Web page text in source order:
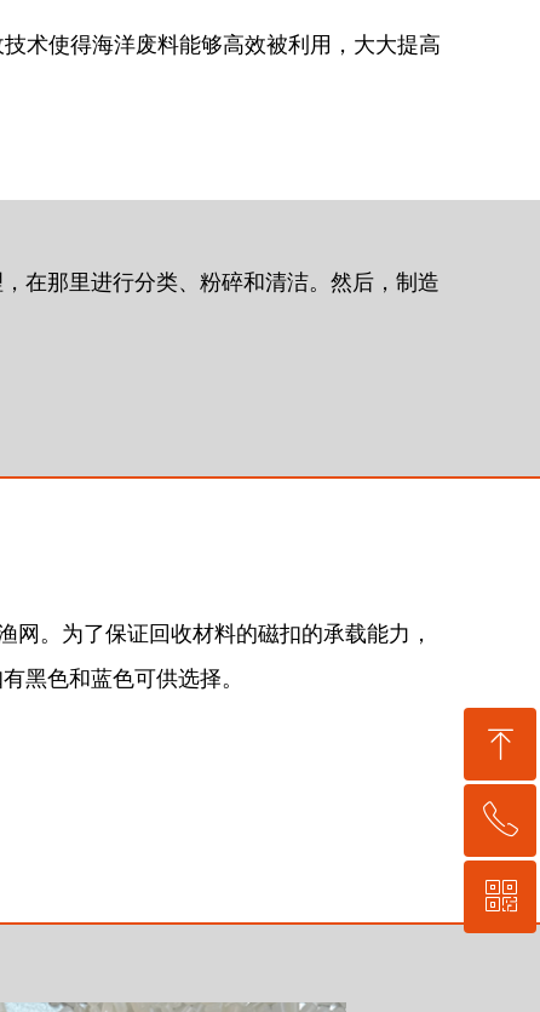
术使得海洋废料能够高效被利用，大大提高
在那里进行分类、粉碎和清洁。然后，制造
。为了保证回收材料的磁扣的承载能力，
黑色和蓝色可供选择。
ꁸ
回到顶部
ꂅ
0755-21059248
ꀥ